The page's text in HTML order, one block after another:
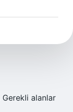
Gerekli alanlar